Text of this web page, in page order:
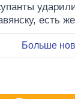
есть
Больше